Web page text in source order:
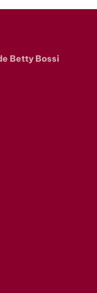
Betty Bossi